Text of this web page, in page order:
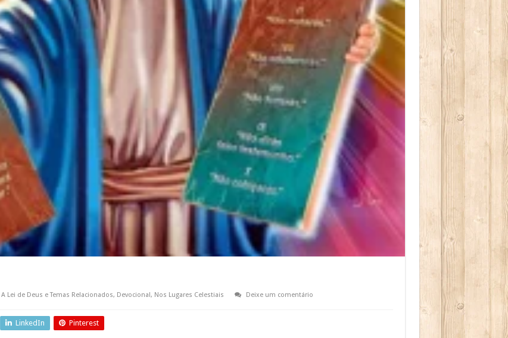
A Lei de Deus e Temas Relacionados, Devocional, Nos Lugares Celestiais
Deixe um comentário
LinkedIn Pinterest